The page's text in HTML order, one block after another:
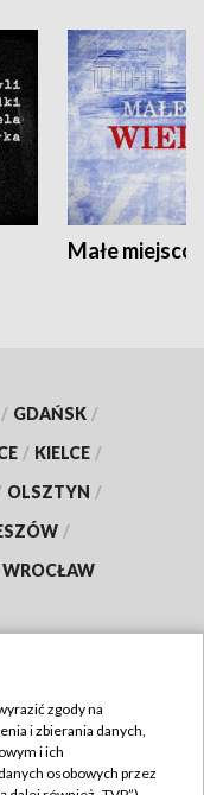
Małe
/ GDAŃSK /
/ KIELCE /
OLSZTYN /
/
WROCŁAW
zgody na
i zbierania danych,
i ich
osobowych przez